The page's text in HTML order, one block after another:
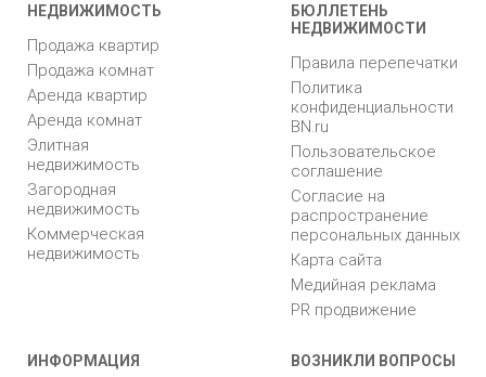
НЕДВИЖИМОСТЬ
Продажа квартир
Продажа комнат
Аренда квартир
Аренда комнат
Элитная
недвижимость
Загородная
недвижимость
Коммерческая
недвижимость
БЮЛЛЕТЕНЬ
НЕДВИЖИМОСТИ
Правила перепечатки
Политика
конфиденциальности
BN.ru
Пользовательское
соглашение
Согласие на
распространение
персональных данных
Карта сайта
Медийная реклама
PR продвижение
ИНФОРМАЦИЯ ВОЗНИКЛИ ВОПРОСЫ